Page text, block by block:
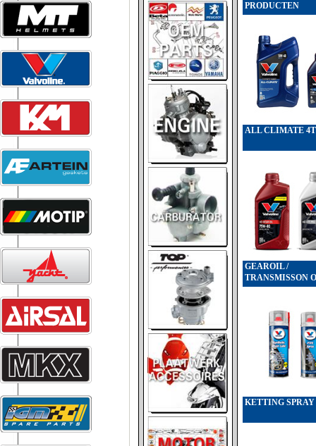
PRODUCTEN
ALL CLIMATE 4T
GEAROIL /
TRANSMISSON
KETTING SPRAY